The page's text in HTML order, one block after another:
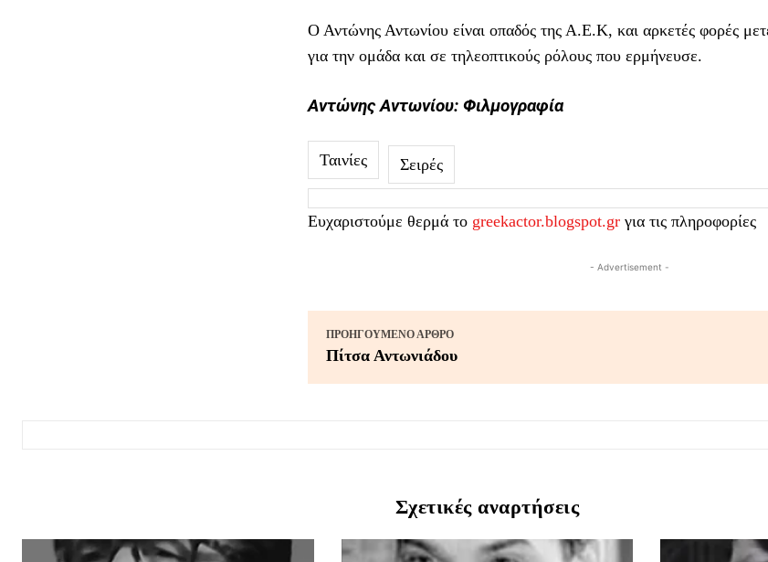
Ο Αντώνης Αντωνίου είναι οπαδός της Α.Ε.Κ, και αρκετές φορές
για την ομάδα και σε τηλεοπτικούς ρόλους που ερμήνευσε.
Αντώνης Αντωνίου: Φιλμογραφία
Ταινίες Σειρές
Ευχαριστούμε θερμά το greekactor.blogspot.grγια τις πληροφορίες
- Advertisement -
ΠΡΟΗΓΟΎΜΕΝΟ ΆΡΘΡΟ
Πίτσα Αντωνιάδου
Σχετικές αναρτήσεις